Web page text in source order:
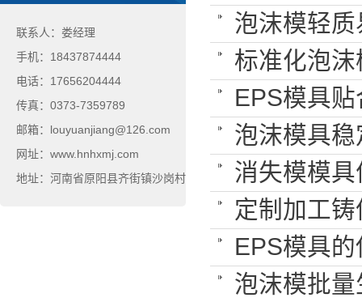
联系人：娄经理
手机：18437874444
电话：17656204444
传真：0373-7359789
邮箱：louyuanjiang@126.com
网址：www.hnhxmj.com
地址：河南省原阳县齐街镇沙岗村
泡沫模轻
标准化泡
EPS模具
泡沫模具
消失模模
定制加工
EPS模具
泡沫模批